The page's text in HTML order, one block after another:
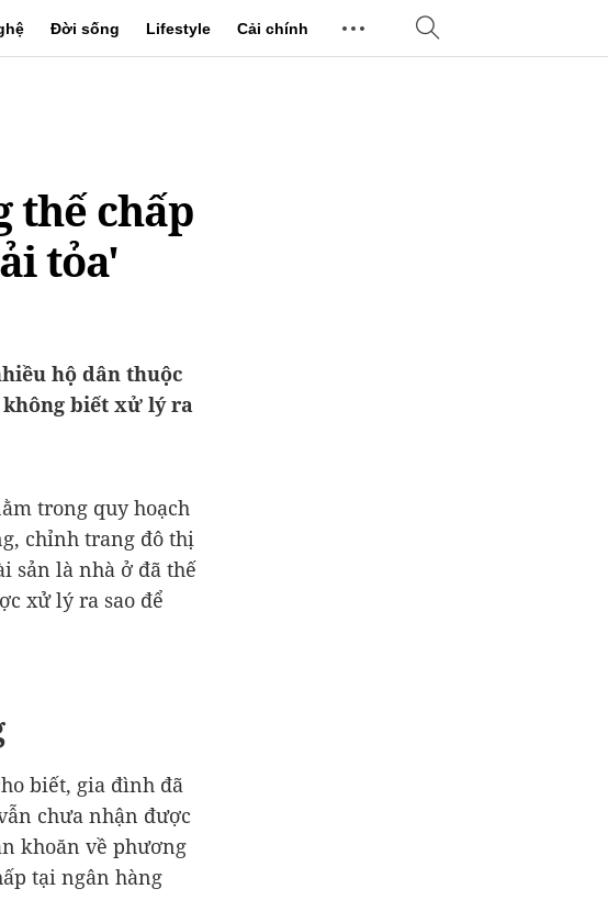
Đời sống Lifestyle Cải chính
thế chấp
tỏa'
hộ dân thuộc
không biết xử lý ra
trong quy hoạch
chỉnh trang đô thị
sản là nhà ở đã thế
xử lý ra sao để
biết, gia đình đã
chưa nhận được
khoăn về phương
tại ngân hàng